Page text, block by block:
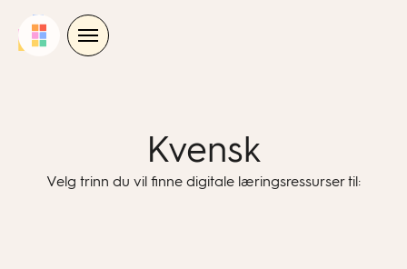
Kvensk
Velg trinn du vil finne digitale læringsressurser til: